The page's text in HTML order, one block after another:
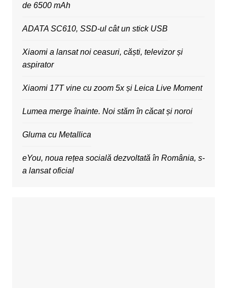
de 6500 mAh
ADATA SC610, SSD-ul cât un stick USB
Xiaomi a lansat noi ceasuri, căști, televizor și
aspirator
Xiaomi 17T vine cu zoom 5x și Leica Live Moment
Lumea merge înainte. Noi stăm în căcat și noroi
Gluma cu Metallica
eYou, noua rețea socială dezvoltată în România, s-
a lansat oficial